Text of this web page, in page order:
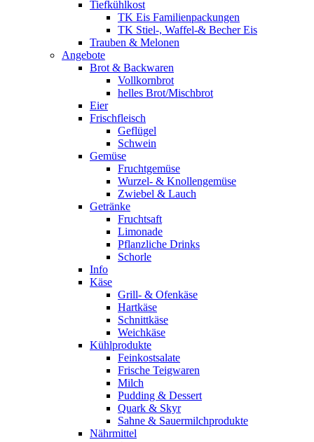
Tiefkühlkost
TK Eis Familienpackungen
TK Stiel-, Waffel-& Becher Eis
Trauben & Melonen
Angebote
Brot & Backwaren
Vollkornbrot
helles Brot/Mischbrot
Eier
Frischfleisch
Geflügel
Schwein
Gemüse
Fruchtgemüse
Wurzel- & Knollengemüse
Zwiebel & Lauch
Getränke
Fruchtsaft
Limonade
Pflanzliche Drinks
Schorle
Info
Käse
Grill- & Ofenkäse
Hartkäse
Schnittkäse
Weichkäse
Kühlprodukte
Feinkostsalate
Frische Teigwaren
Milch
Pudding & Dessert
Quark & Skyr
Sahne & Sauermilchprodukte
Nährmittel